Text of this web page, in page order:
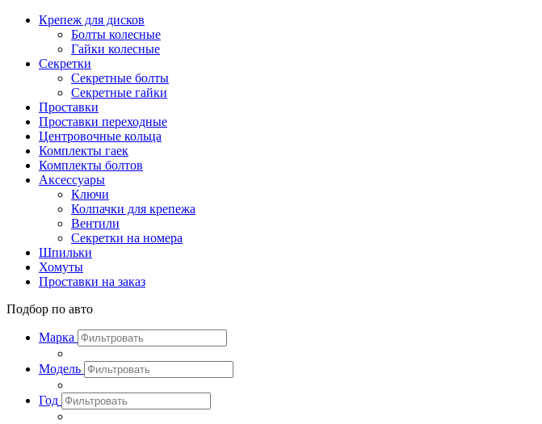
Крепеж для дисков
Болты колесные
Гайки колесные
Секретки
Секретные болты
Секретные гайки
Проставки
Проставки переходные
Центровочные кольца
Комплекты гаек
Комплекты болтов
Аксессуары
Ключи
Колпачки для крепежа
Вентили
Секретки на номера
Шпильки
Хомуты
Проставки на заказ
Подбор по авто
Марка
Модель
Год